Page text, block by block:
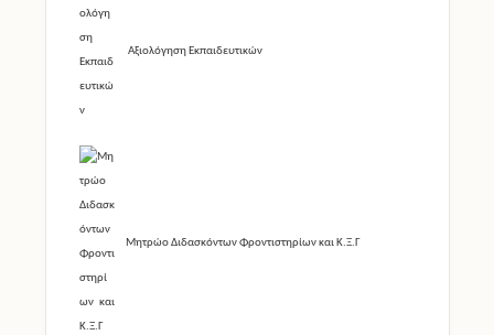
Αξιολόγηση Εκπαιδευτικών
Μητρώο Διδασκόντων Φροντιστηρίων και Κ.Ξ.Γ